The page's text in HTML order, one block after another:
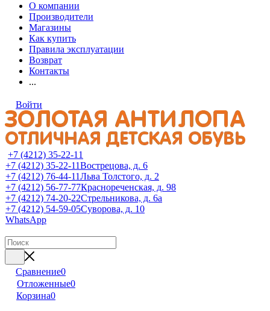
О компании
Производители
Магазины
Как купить
Правила эксплуатации
Возврат
Контакты
...
Войти
+7 (4212) 35-22-11
+7 (4212) 35-22-11Вострецова, д. 6
+7 (4212) 76-44-11Льва Толстого, д. 2
+7 (4212) 56-77-77Краснореченская, д. 98
+7 (4212) 74-20-22Стрельникова, д. 6а
+7 (4212) 54-59-05Суворова, д. 10
WhatsApp
Сравнение0
Отложенные0
Корзина0